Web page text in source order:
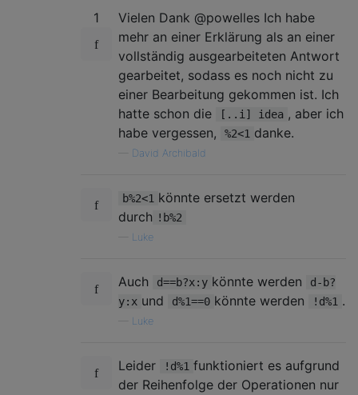
1
Vielen Dank @powelles Ich habe
mehr an einer Erklärung als an einer
vollständig ausgearbeiteten Antwort
gearbeitet, sodass es noch nicht zu
einer Bearbeitung gekommen ist. Ich
hatte schon die
[..i] idea , aber ich
habe vergessen,
%2<1 danke.
David Archibald
b%2<1 könnte ersetzt werden
durch !b%2
Luke
Auch d==b?x:y könnte werden
d-b?
y:x und d%1==0 könnte werden !d%1 .
Luke
Leider !d%1 funktioniert es aufgrund
der Reihenfolge der Operationen nur